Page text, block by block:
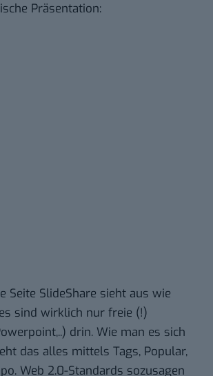
Präsentation:
Seite SlideShare sieht aus wie
sind wirklich nur freie (!)
drin. Wie man es sich
das alles mittels Tags, Popular,
Web 2.0-Standards sozusagen